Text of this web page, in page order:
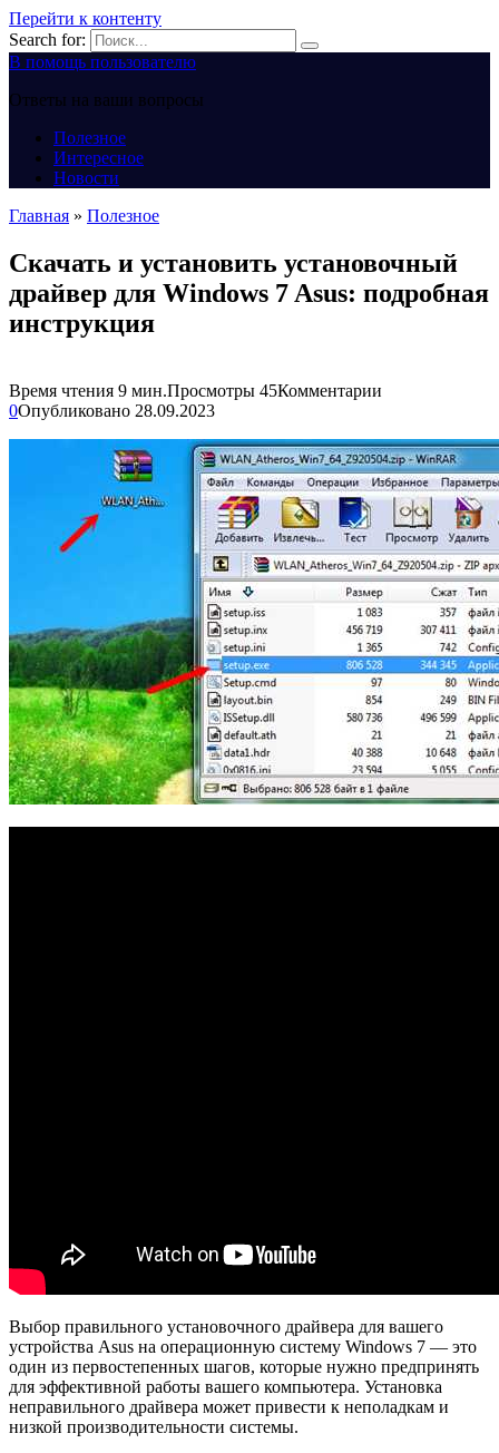
Перейти к контенту
Search for:
В помощь пользователю
Ответы на ваши вопросы
Полезное
Интересное
Новости
Главная » Полезное
Скачать и установить установочный
драйвер для Windows 7 Asus: подробная
инструкция
Время чтения 9 мин.Просмотры 45Комментарии
0Опубликовано 28.09.2023
Выбор правильного установочного драйвера для вашего
устройства Asus на операционную систему Windows 7 — это
один из первостепенных шагов, которые нужно предпринять
для эффективной работы вашего компьютера. Установка
неправильного драйвера может привести к неполадкам и
низкой производительности системы.